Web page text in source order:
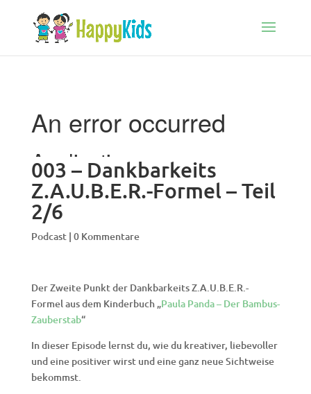
003 – Dankbarkeits
Z.A.U.B.E.R.-Formel – Teil
2/6
Podcast| 0 Kommentare
Der Zweite Punkt der Dankbarkeits Z.A.U.B.E.R.-
Formel aus dem Kinderbuch „Paula Panda – Der Bambus-
Zauberstab“
In dieser Episode lernst du, wie du kreativer, liebevoller
und eine positiver wirst und eine ganz neue Sichtweise
bekommst.